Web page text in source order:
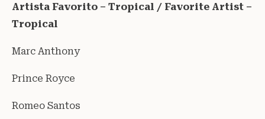
Artista Favorito – Tropical / Favorite Artist –
Tropical
Marc Anthony
Prince Royce
Romeo Santos